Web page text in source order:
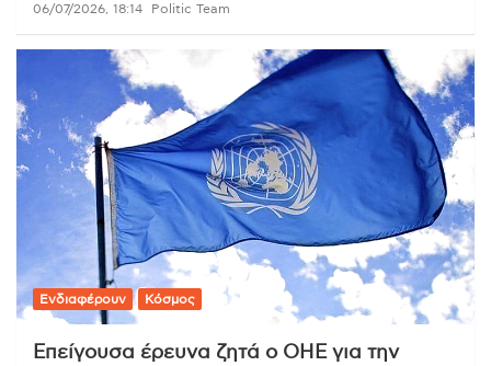
06/07/2026, 18:14 Politic Team
Ενδιαφέρουν Κόσμος
Επείγουσα έρευνα ζητά ο ΟΗΕ για την